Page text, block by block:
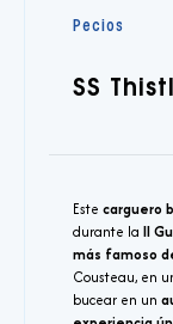
Pecios
SS
Este carguero
durante la II
más famoso
Cousteau, en
bucear en un